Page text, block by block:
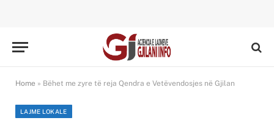
Home » Bëhet me zyre të reja Qendra e Vetëvendosjes në Gjilan
LAJME LOKALE